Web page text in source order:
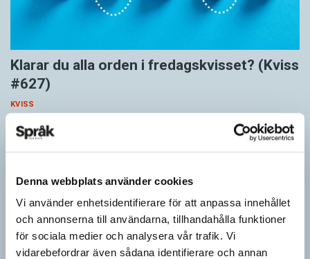
Denna webbplats använder cookies
Vi använder enhetsidentifierare för att anpassa innehållet
och annonserna till användarna, tillhandahålla funktioner
för sociala medier och analysera vår trafik. Vi
vidarebefordrar även sådana identifierare och annan
Klarar du alla orden i fredagskvisset? (Kviss
#627)
KVISS
Vet du vad dom här tolv orden betyder? Dom korrekta svaren är
hämtade ur Svenska Akademiens ordlista.